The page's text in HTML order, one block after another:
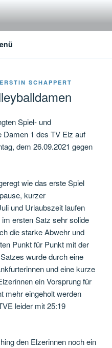
SCHAPPERT
Spiel- und
Damen 1 des TV Elz auf
dem 26.09.2021 gegen
wie das erste Spiel
kurzer
und Urlaubszeit laufen
ersten Satz sehr solide
die starke Abwehr und
Punkt für Punkt mit der
wurde durch eine
und eine kurze
ein Vorsprung für
mehr eingeholt werden
leider mit 25:19
den Elzerinnen noch ein